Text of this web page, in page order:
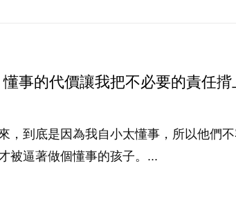
事的代價讓我把不必要的責任揹
，到底是因為我自小太懂事，所以他們
被逼著做個懂事的孩子。...